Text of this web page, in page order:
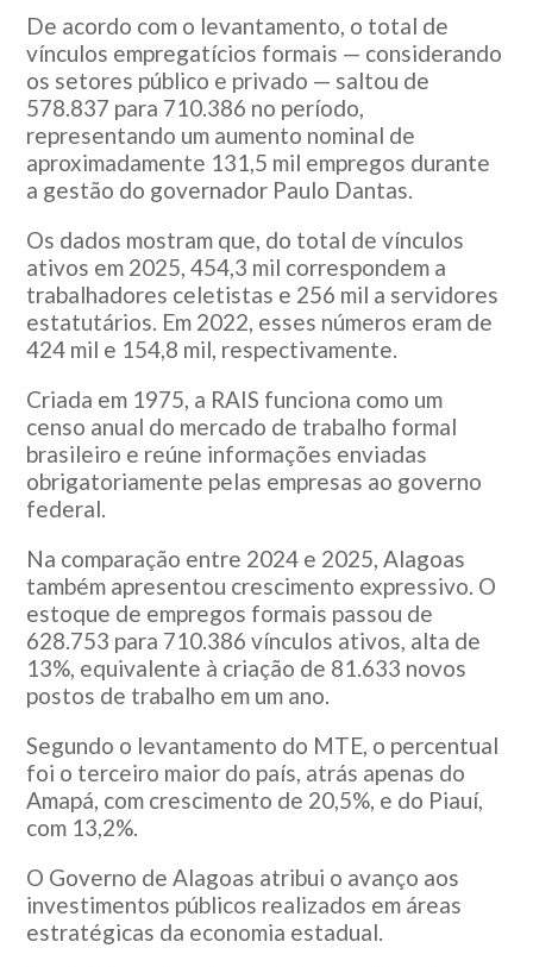
De acordo com o levantamento, o total de
vínculos empregatícios formais — considerando
os setores público e privado — saltou de
578.837 para 710.386 no período,
representando um aumento nominal de
aproximadamente 131,5 mil empregos durante
a gestão do governador Paulo Dantas.
Os dados mostram que, do total de vínculos
ativos em 2025, 454,3 mil correspondem a
trabalhadores celetistas e 256 mil a servidores
estatutários. Em 2022, esses números eram de
424 mil e 154,8 mil, respectivamente.
Criada em 1975, a RAIS funciona como um
censo anual do mercado de trabalho formal
brasileiro e reúne informações enviadas
obrigatoriamente pelas empresas ao governo
federal.
Na comparação entre 2024 e 2025, Alagoas
também apresentou crescimento expressivo. O
estoque de empregos formais passou de
628.753 para 710.386 vínculos ativos, alta de
13%, equivalente à criação de 81.633 novos
postos de trabalho em um ano.
Segundo o levantamento do MTE, o percentual
foi o terceiro maior do país, atrás apenas do
Amapá, com crescimento de 20,5%, e do Piauí,
com 13,2%.
O Governo de Alagoas atribui o avanço aos
investimentos públicos realizados em áreas
estratégicas da economia estadual.